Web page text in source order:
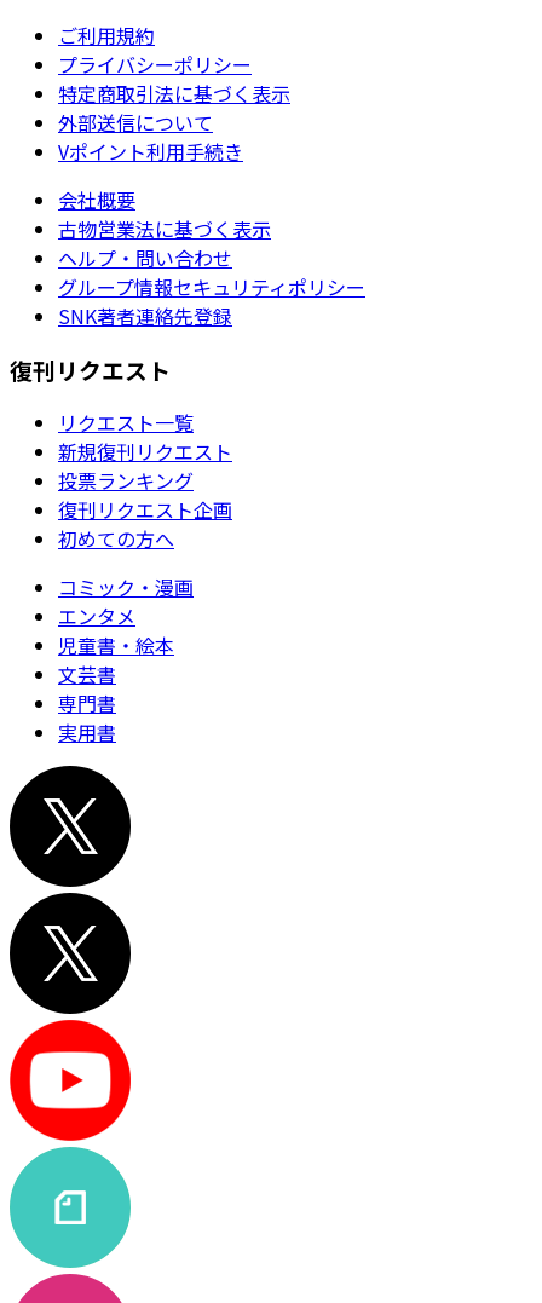
ご利用規約
プライバシーポリシー
特定商取引法に基づく表示
外部送信について
Vポイント利用手続き
会社概要
古物営業法に基づく表示
ヘルプ・問い合わせ
グループ情報セキュリティポリシー
SNK著者連絡先登録
復刊リクエスト
リクエスト一覧
新規復刊リクエスト
投票ランキング
復刊リクエスト企画
初めての方へ
コミック・漫画
エンタメ
児童書・絵本
文芸書
専門書
実用書